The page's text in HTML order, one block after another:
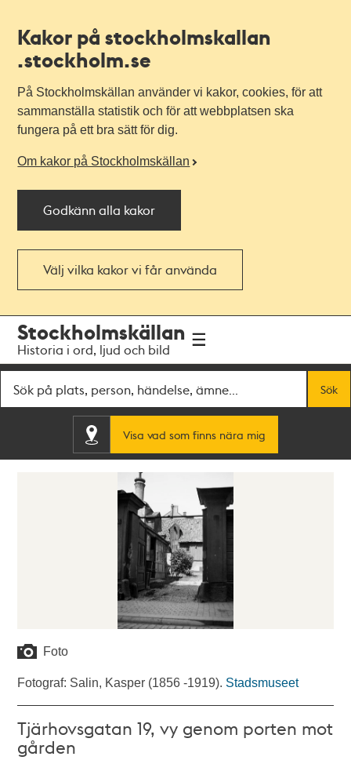
Kakor på stockholmskallan
.stockholm.se
På Stockholmskällan använder vi kakor, cookies, för att
sammanställa statistik och för att webbplatsen ska
fungera på ett bra sätt för dig.
Om kakor på Stockholmskällan
Godkänn alla kakor
Välj vilka kakor vi får använda
navigationen
huvudinnehållet
Stockholmskällan
Historia i ord, ljud och bild
Sök
Visa vad som finns nära mig
Foto
Fotograf: Salin, Kasper (1856 -1919). Stadsmuseet
Tjärhovsgatan 19, vy genom porten mot
gården